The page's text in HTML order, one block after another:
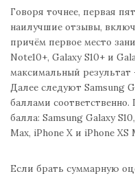
Говоря точнее, первая
наилучшие отзывы,
причём первое место
Note10+, Galaxy S10+ и
максимальный
Далее следуют Samsung
баллами
балла: Samsung Galaxy
Max, iPhone X и iPhone XS
Если брать суммарную